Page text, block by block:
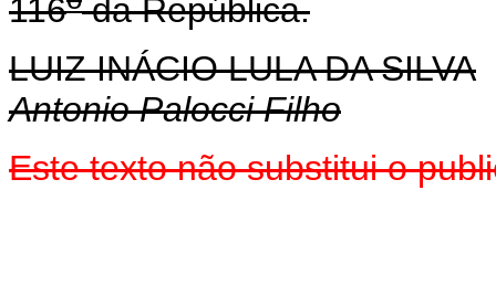
116 da República.
LUIZ INÁCIO LULA DA SILVA
Antonio Palocci Filho
Este texto não substitui o